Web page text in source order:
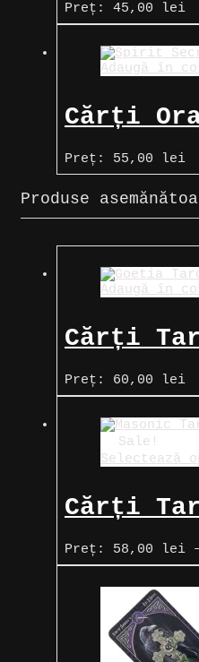
Preț: 45,00 lei
Adaugă în
Cărți
Preț: 55,00 lei
Produse
Adaugă în
Cărți
Preț: 60,00 lei
Sale!
Selectează
Cărți
Preț: 58,00 lei